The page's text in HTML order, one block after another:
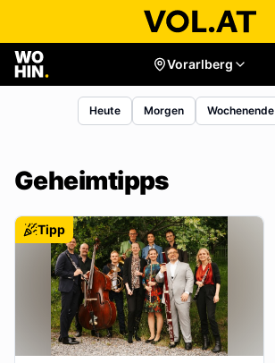
Vorarlberg
Heute Morgen Wochenende
Geheimtipps
Tipp